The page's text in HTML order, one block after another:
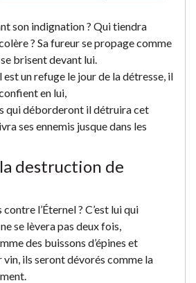
son indignation ? Qui tiendra
? Sa fureur se propage comme
brisent devant lui.
est un refuge le jour de la détresse, il
en lui,
qui déborderont il détruira cet
ses ennemis jusque dans les
destruction de
l’Éternel ? C’est lui qui
se lèvera pas deux fois,
des buissons d’épines et
vin, ils seront dévorés comme la